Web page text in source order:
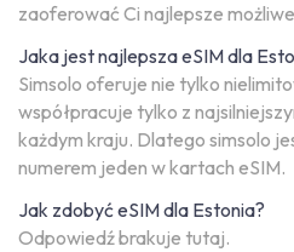
zaoferować Ci najlepsze
Jaka jest najlepsza eSIM dla
Simsolo oferuje nie tylko
współpracuje tylko z
każdym kraju. Dlatego simsolo
numerem jeden w kartach eSIM.
Jak zdobyć eSIM dla Estonia?
Odpowiedź brakuje tutaj.